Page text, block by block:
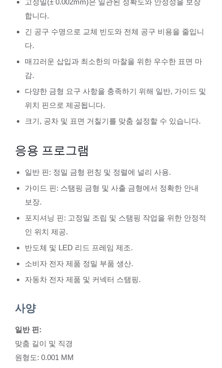
고정밀(± 0.002mm)은 일관된 정확도와 안정성을 보장
합니다.
긴 공구 수명으로 교체 빈도와 전체 공구 비용을 줄입니
다.
매끄러운 삽입과 최소한의 마찰을 위한 우수한 표면 마
감.
다양한 금형 요구 사항을 충족하기 위해 일반, 가이드 및
위치 핀으로 제공됩니다.
크기, 공차 및 표면 거칠기를 맞춤 설정할 수 있습니다.
응용 프로그램
일반 핀: 정밀 금형 펀칭 및 정렬에 널리 사용.
가이드 핀: 스탬핑 금형 및 사출 금형에서 정확한 안내
보장.
포지셔닝 핀: 고정밀 조립 및 스탬핑 작업을 위한 안정적
인 위치 제공.
반도체 및 LED 리드 프레임 제조.
소비자 전자 제품 정밀 부품 생산.
자동차 전자 제품 및 커넥터 스탬핑.
사양
일반 핀:
맞춤 길이 및 직경
원형도: 0.001 MM